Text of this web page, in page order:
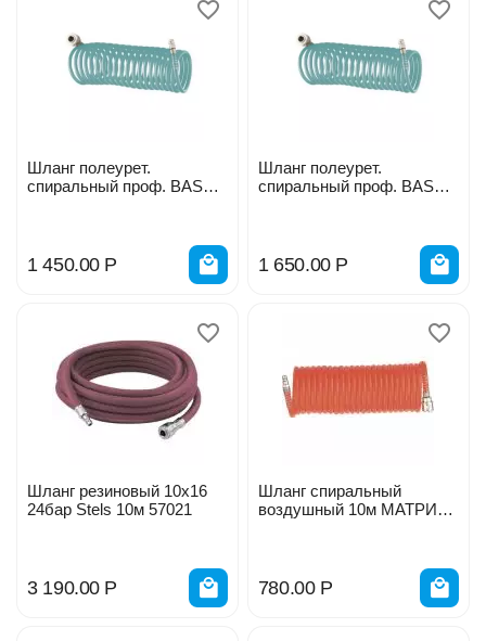
Шланг полеурет.
спиральный проф. BASF
1 450.00 Р
Шланг полеурет.
спиральный проф. BASF
1 650.00 Р
Шланг резиновый 10х16
24бар Stels 10м 57021
3 190.00 Р
Шланг спиральный
воздушный 10м МАТРИКС
780.00 Р